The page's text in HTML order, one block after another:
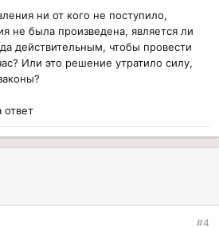
ни от кого не поступило,
не была произведена, является ли
действительным, чтобы провести
Или это решение утратило силу,
#4